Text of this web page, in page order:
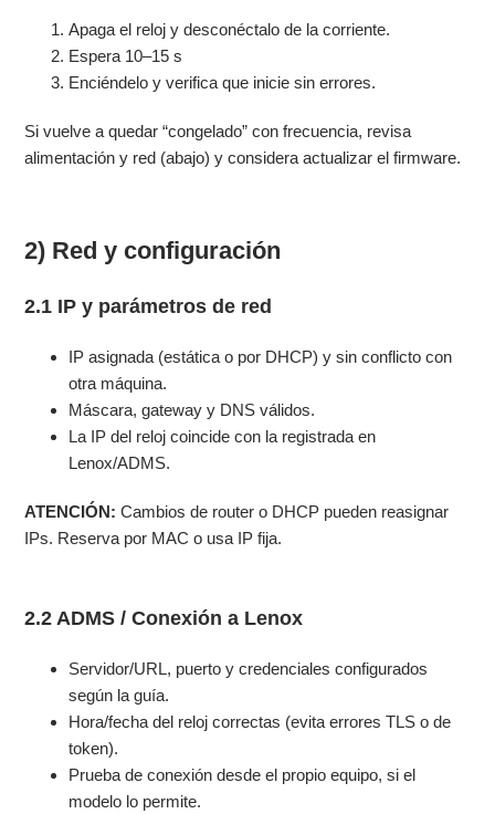
Apaga el reloj y desconéctalo de la corriente.
Espera 10–15 s
Enciéndelo y verifica que inicie sin errores.
Si vuelve a quedar “congelado” con frecuencia, revisa
alimentación y red (abajo) y considera actualizar el firmware.
2) Red y configuración
2.1 IP y parámetros de red
IP asignada (estática o por DHCP) y sin conflicto con
otra máquina.
Máscara, gateway y DNS válidos.
La IP del reloj coincide con la registrada en
Lenox/ADMS.
ATENCIÓN: Cambios de router o DHCP pueden reasignar
IPs. Reserva por MAC o usa IP fija.
2.2 ADMS / Conexión a Lenox
Servidor/URL, puerto y credenciales configurados
según la guía.
Hora/fecha del reloj correctas (evita errores TLS o de
token).
Prueba de conexión desde el propio equipo, si el
modelo lo permite.